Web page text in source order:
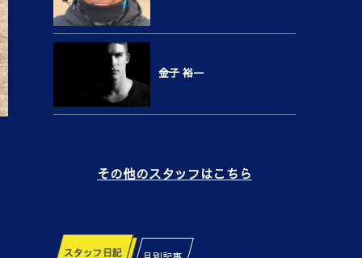
金子 裕一
その他のスタッフはこちら
スタッフ日記